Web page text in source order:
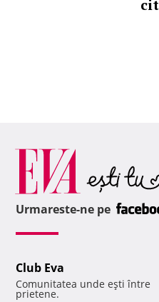
Urmareste-ne pe
Club Eva
Comunitatea unde eşti între
prietene.